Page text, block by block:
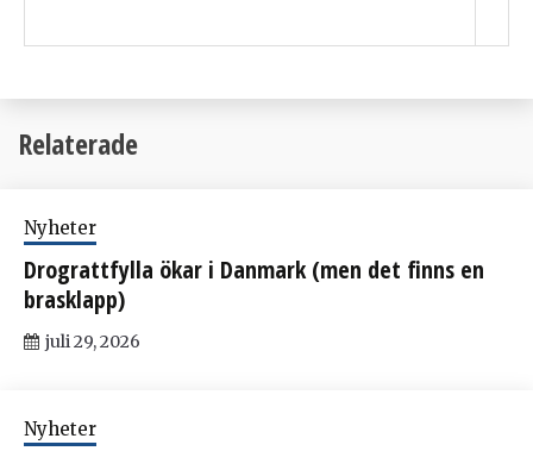
Relaterade
Nyheter
Drograttfylla ökar i Danmark (men det finns en
brasklapp)
juli 29, 2026
Nyheter